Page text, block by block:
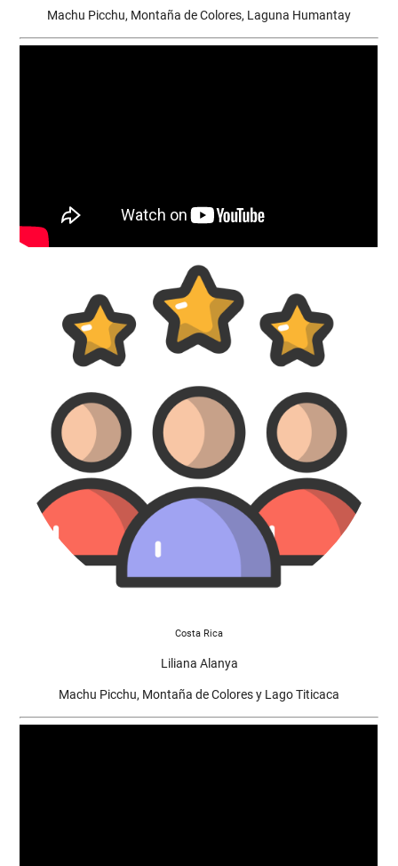
Machu Picchu, Montaña de Colores, Laguna Humantay
Costa Rica
Liliana Alanya
Machu Picchu, Montaña de Colores y Lago Titicaca